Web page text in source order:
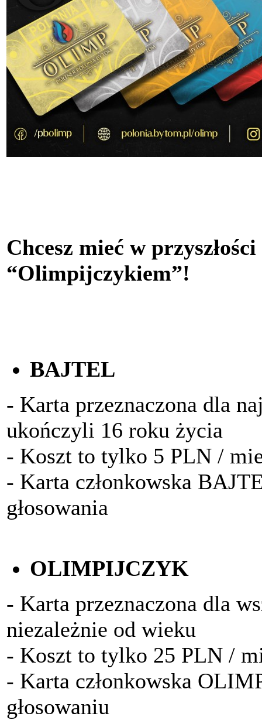
Chcesz mieć w
“Olimpijczykiem”!
BAJTEL
- Karta przeznaczona dla
ukończyli 16 roku życia
- Koszt to tylko 5 PLN /
- Karta członkowska
głosowania
OLIMPIJCZYK
- Karta przeznaczona dla
niezależnie od wieku
- Koszt to tylko 25 PLN /
- Karta członkowska
głosowaniu